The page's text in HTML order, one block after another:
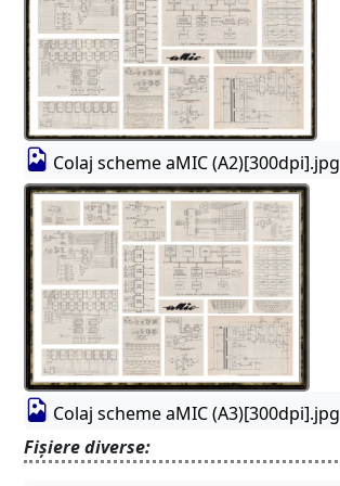
Colaj scheme aMIC (A2)[300dpi].jpg
Colaj scheme aMIC (A3)[300dpi].jpg
Fișiere diverse: